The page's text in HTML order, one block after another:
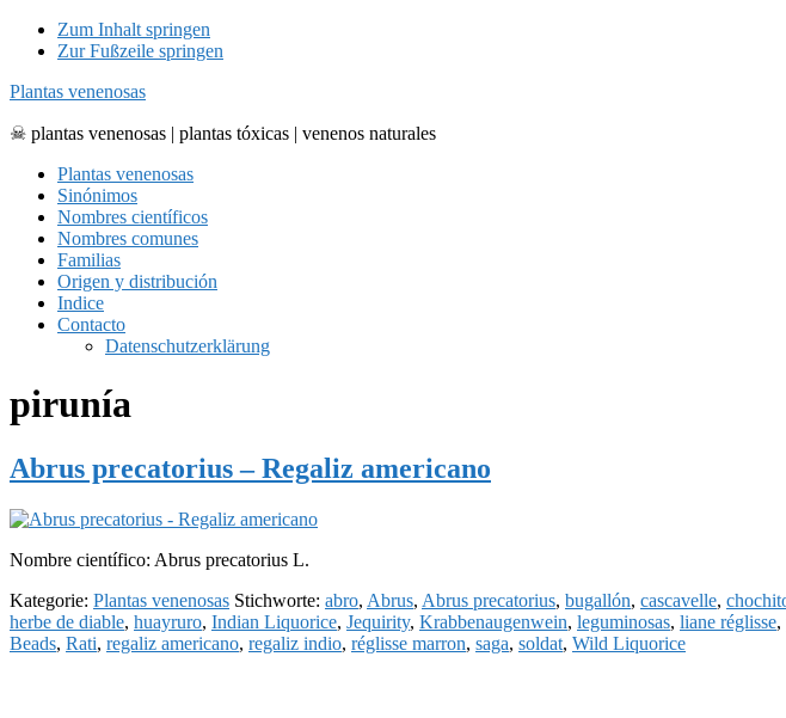
Zum Inhalt springen
Zur Fußzeile springen
Plantas venenosas
☠ plantas venenosas | plantas tóxicas | venenos naturales
Plantas venenosas
Sinónimos
Nombres científicos
Nombres comunes
Familias
Origen y distribución
Indice
Contacto
Datenschutzerklärung
pirunía
Abrus precatorius – Regaliz americano
Nombre científico: Abrus precatorius L.
Kategorie: Plantas venenosas Stichworte: abro, Abrus, Abrus precatorius, bugallón, cascavelle,
herbe de diable, huayruro, Indian Liquorice, Jequirity, Krabbenaugenwein, leguminosas, liane réglisse,
Beads, Rati, regaliz americano, regaliz indio, réglisse marron, saga, soldat, Wild Liquorice